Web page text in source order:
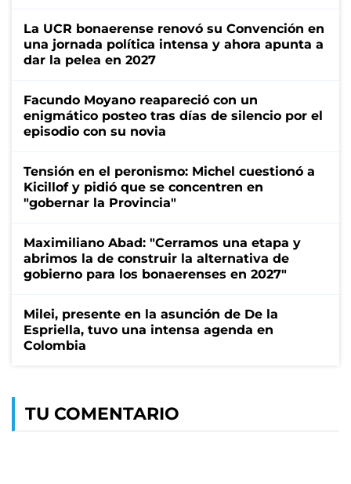
La UCR bonaerense renovó su Convención en
una jornada política intensa y ahora apunta a
dar la pelea en 2027
Facundo Moyano reapareció con un
enigmático posteo tras días de silencio por el
episodio con su novia
Tensión en el peronismo: Michel cuestionó a
Kicillof y pidió que se concentren en
"gobernar la Provincia"
Maximiliano Abad: "Cerramos una etapa y
abrimos la de construir la alternativa de
gobierno para los bonaerenses en 2027"
Milei, presente en la asunción de De la
Espriella, tuvo una intensa agenda en
Colombia
TU COMENTARIO